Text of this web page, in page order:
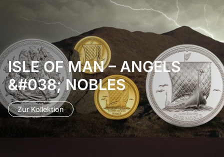
ISLE OF MAN – ANGELS
&#038; NOBLES
Zur Kollektion